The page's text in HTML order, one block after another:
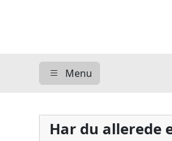
Menu
Har du allerede